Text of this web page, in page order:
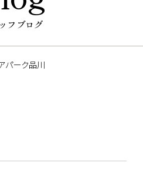
フブログ
パーク品川